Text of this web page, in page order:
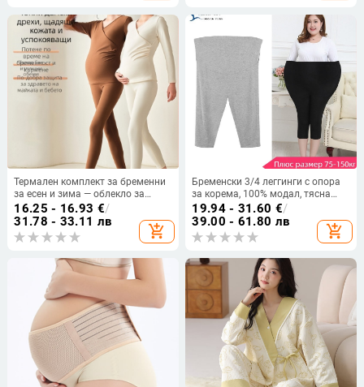
Термален комплект за бременни
за есен и зима — облекло за
кърмене и следродилни пижами
16.25 - 16.93 €/
31.78 - 33.11 лв
add_shopping_cart
Бременски 3/4 леггинги с опора
за корема, 100% модал, тясна
кройка
19.94 - 31.60 €/
39.00 - 61.80 лв
add_shopping_cart